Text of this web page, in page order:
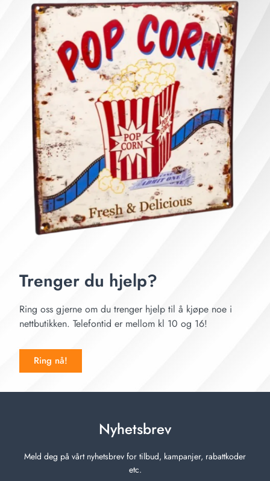
Trenger du hjelp?
Ring oss gjerne om du trenger hjelp til å kjøpe noe i
nettbutikken. Telefontid er mellom kl 10 og 16!
Ring nå!
Nyhetsbrev
Meld deg på vårt nyhetsbrev for tilbud, kampanjer, rabattkoder
etc.